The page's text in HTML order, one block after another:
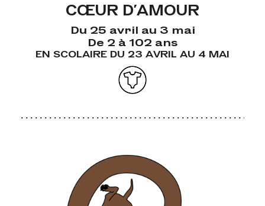
CŒUR D'AMOUR
Du 25 avril au 3 mai
De 2 à 102 ans
EN SCOLAIRE DU 23 AVRIL AU 4 MAI